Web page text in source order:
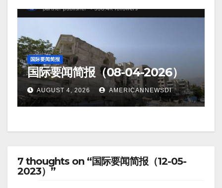
国际要闻简报
国际要闻简报（08-04-2026）
AUGUST 4, 2026 AMERICANNEWSDI
7 thoughts on “国际要闻简报（12-05-
2023）”